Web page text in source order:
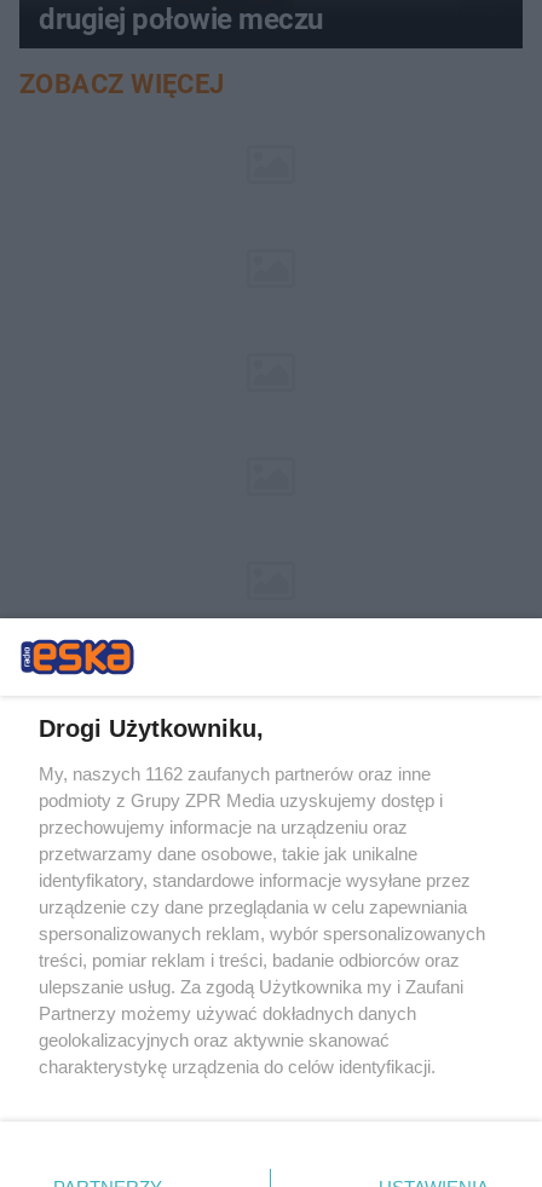
drugiej połowie meczu
ZOBACZ WIĘCEJ
Żaden utwór zamieszczony w serwisie nie może być powielany i
rozpowszechniany lub dalej rozpowszechniany w jakikolwiek sposób (w
tym także elektroniczny lub mechaniczny) na jakimkolwiek polu
eksploatacji w jakiejkolwiek formie, włącznie z umieszczaniem w
Internecie bez pisemnej zgody właściciela praw. Jakiekolwiek użycie lub
wykorzystanie utworów w całości lub w części z naruszeniem prawa,
tzn. bez właściwej zgody, jest zabronione pod groźbą kary i może być
ścigane prawnie.
Drogi Użytkowniku,
My, naszych 1162 zaufanych partnerów oraz inne
podmioty z Grupy ZPR Media uzyskujemy dostęp i
przechowujemy informacje na urządzeniu oraz
przetwarzamy dane osobowe, takie jak unikalne
identyfikatory, standardowe informacje wysyłane przez
urządzenie czy dane przeglądania w celu zapewniania
spersonalizowanych reklam, wybór spersonalizowanych
treści, pomiar reklam i treści, badanie odbiorców oraz
ulepszanie usług. Za zgodą Użytkownika my i Zaufani
Partnerzy możemy używać dokładnych danych
geolokalizacyjnych oraz aktywnie skanować
charakterystykę urządzenia do celów identyfikacji.
zmienić/wycofać klikając przycisk ustawień prywatności